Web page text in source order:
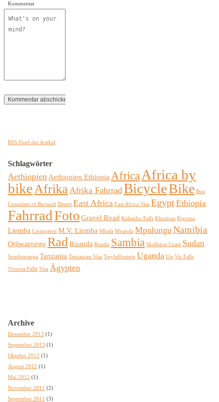
Kommentar
RSS-Feed der Artikel
Schlagwörter
Aethiopien Aethiopien Ethiopia Africa Africa by
bikeAfrika Afrika FahrradBicycleBike Boa
Consulate of Burundi Desert East Africa East Africa Visa Egypt Ethiopia
FahrradFoto Gravel Road Kalambo Falls Khorixas Kigoma
Liemba Livingston M.V. Liemba Mbala Mpanda MpulunguNamibia
Otjiwarongo RadRuanda Rundu Sambia Skelleton Coast Sudan
Sumbawanga Tanzania Tanzanian Visa Twyfelfontein Uganda Uis Vic Falls
Victoria Fälle Visa Ägypten
Archive
Dezember 2013 (1)
September 2013 (1)
Oktober 2012 (1)
August 2012 (1)
Mai 2012 (1)
November 2011 (2)
September 2011 (3)